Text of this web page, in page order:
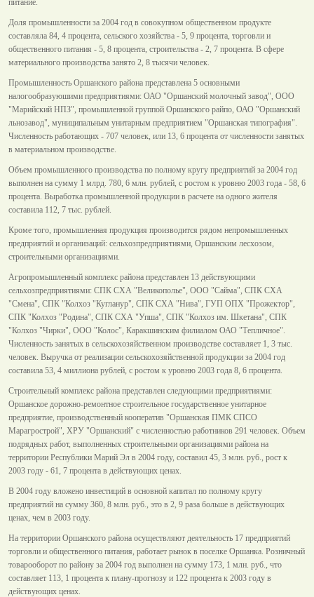
питание.
Доля промышленности за 2004 год в совокупном общественном продукте
составляла 84, 4 процента, сельского хозяйства - 5, 9 процента, торговли и
общественного питания - 5, 8 процента, строительства - 2, 7 процента. В сфере
материального производства занято 2, 8 тысячи человек.
Промышленность Оршанского района представлена 5 основными
налогообразуюшими предприятиями: ОАО "Оршанский молочный завод", ООО
"Марийский НПЗ", промышленной группой Оршанского райпо, ОАО "Оршанский
льнозавод", муниципальным унитарным предприятием "Оршанская типография".
Численность работающих - 707 человек, или 13, 6 процента от численности занятых
в материальном производстве.
Объем промышленного производства по полному кругу предприятий за 2004 год
выполнен на сумму 1 млрд. 780, 6 млн. рублей, с ростом к уровню 2003 года - 58, 6
процента. Выработка промышленной продукции в расчете на одного жителя
составила 112, 7 тыс. рублей.
Кроме того, промышленная продукция производится рядом непромышленных
предприятий и организаций: сельхозпредприятиями, Оршанским лесхозом,
строительными организациями.
Агропромышленный комплекс района представлен 13 действующими
сельхозпредприятиями: СПК СХА "Великополье", ООО "Сайма", СПК СХА
"Смена", СПК "Колхоз "Кугланур", СПК СХА "Нива", ГУП ОПХ "Прожектор",
СПК "Колхоз "Родина", СПК СХА "Упша", СПК "Колхоз им. Шкетана", СПК
"Колхоз "Чирки", ООО "Колос", Каракшинским филиалом ОАО "Тепличное".
Численность занятых в сельскохозяйственном производстве составляет 1, 3 тыс.
человек. Выручка от реализации сельскохозяйственной продукции за 2004 год
составила 53, 4 миллиона рублей, с ростом к уровню 2003 года 8, 6 процента.
Строительный комплекс района представлен следующими предприятиями:
Оршанское дорожно-ремонтное строительное государственное унитарное
предприятие, производственный кооператив "Оршанская ПМК СПСО
Марагрострой", ХРУ "Оршанский" с численностью работников 291 человек. Объем
подрядных работ, выполненных строительными организациями района на
территории Республики Марий Эл в 2004 году, составил 45, 3 млн. руб., рост к
2003 году - 61, 7 процента в действующих ценах.
В 2004 году вложено инвестиций в основной капитал по полному кругу
предприятий на сумму 360, 8 млн. руб., это в 2, 9 раза больше в действующих
ценах, чем в 2003 году.
На территории Оршанского района осуществляют деятельность 17 предприятий
торговли и общественного питания, работает рынок в поселке Оршанка. Розничный
товарооборот по району за 2004 год выполнен на сумму 173, 1 млн. руб., что
составляет 113, 1 процента к плану-прогнозу и 122 процента к 2003 году в
действующих ценах.